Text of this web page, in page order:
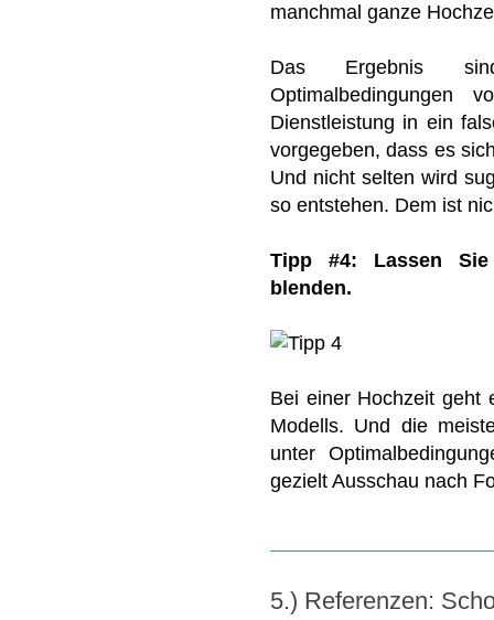
manchmal ganze
Das Ergebnis
Optimalbedingungen
Dienstleistung in ein
vorgegeben, dass es
Und nicht selten wird
so entstehen. Dem ist
Tipp #4: Lassen
blenden.
Bei einer Hochzeit geht
Modells. Und die
unter
gezielt Ausschau nach
5.) Referenzen: